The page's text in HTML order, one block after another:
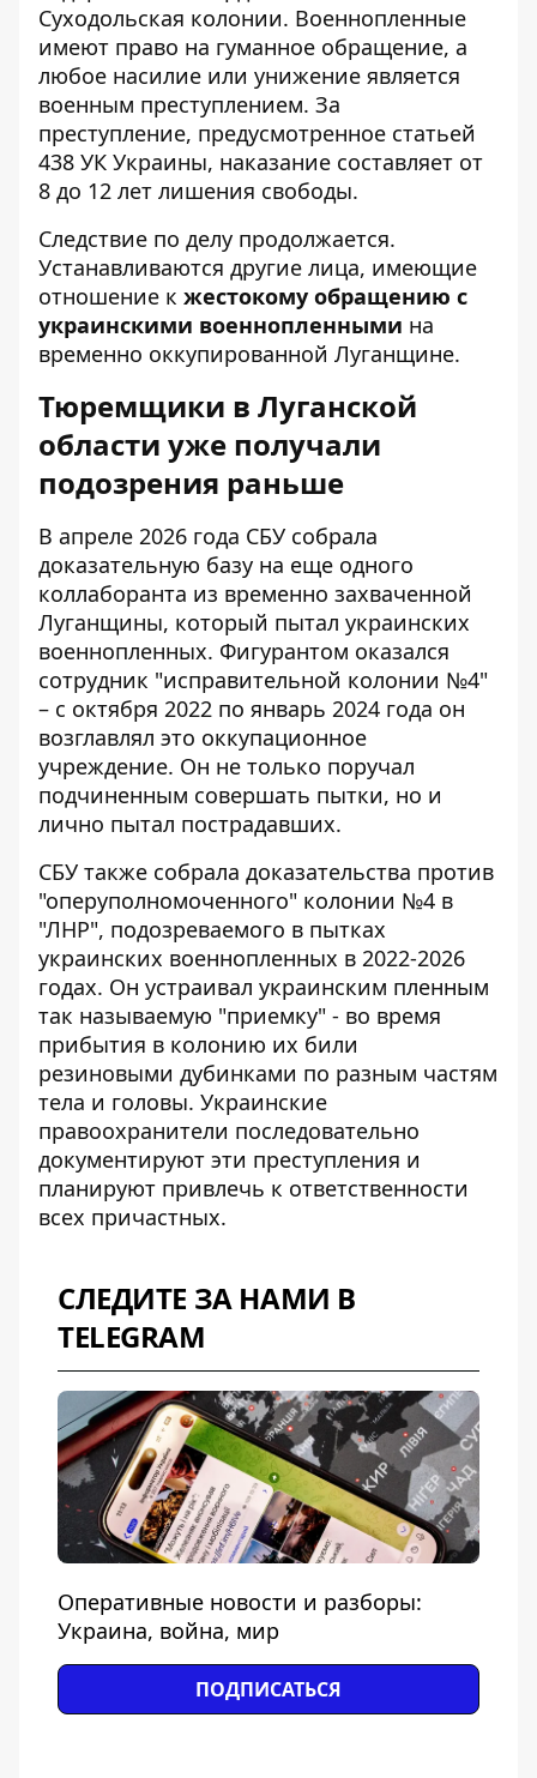
Суходольская колонии. Военнопленные
имеют право на гуманное обращение, а
любое насилие или унижение является
военным преступлением. За
преступление, предусмотренное статьей
438 УК Украины, наказание составляет от
8 до 12 лет лишения свободы.
Следствие по делу продолжается.
Устанавливаются другие лица, имеющие
отношение к жестокому обращению с
украинскими военнопленными на
временно оккупированной Луганщине.
Тюремщики в Луганской
области уже получали
подозрения раньше
В апреле 2026 года СБУ собрала
доказательную базу на еще одного
коллаборанта из временно захваченной
Луганщины, который пытал украинских
военнопленных. Фигурантом оказался
сотрудник "исправительной колонии №4"
– с октября 2022 по январь 2024 года он
возглавлял это оккупационное
учреждение. Он не только поручал
подчиненным совершать пытки, но и
лично пытал пострадавших.
СБУ также собрала доказательства против
"оперуполномоченного" колонии №4 в
"ЛНР", подозреваемого в пытках
украинских военнопленных в 2022-2026
годах. Он устраивал украинским пленным
так называемую "приемку" - во время
прибытия в колонию их били
резиновыми дубинками по разным частям
тела и головы. Украинские
правоохранители последовательно
документируют эти преступления и
планируют привлечь к ответственности
всех причастных.
СЛЕДИТЕ ЗА НАМИ В
TELEGRAM
Оперативные новости и разборы:
Украина, война, мир
ПОДПИСАТЬСЯ